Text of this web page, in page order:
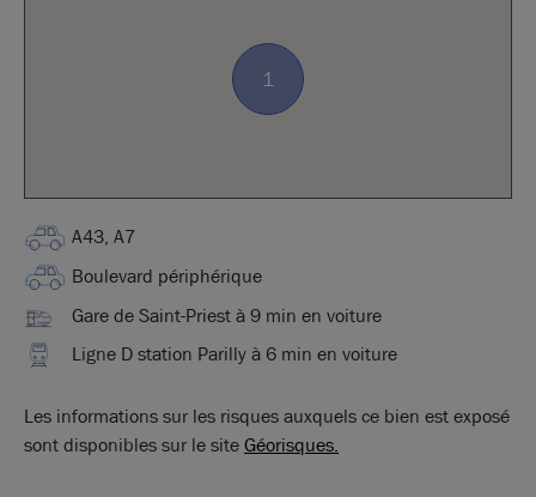
1
A43, A7
Boulevard périphérique
Gare de Saint-Priest à 9 min en voiture
Ligne D station Parilly à 6 min en voiture
Les informations sur les risques auxquels ce bien est exposé
sont disponibles sur le siteGéorisques.